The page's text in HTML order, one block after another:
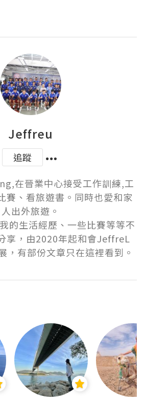
Jeffreu
追蹤
在晉業中心接受工作訓練,工
賽、看旅遊書。同時也愛和家
人出外旅遊。
享，由2020年起和會JeffreL
，有部份文章只在這裡看到。